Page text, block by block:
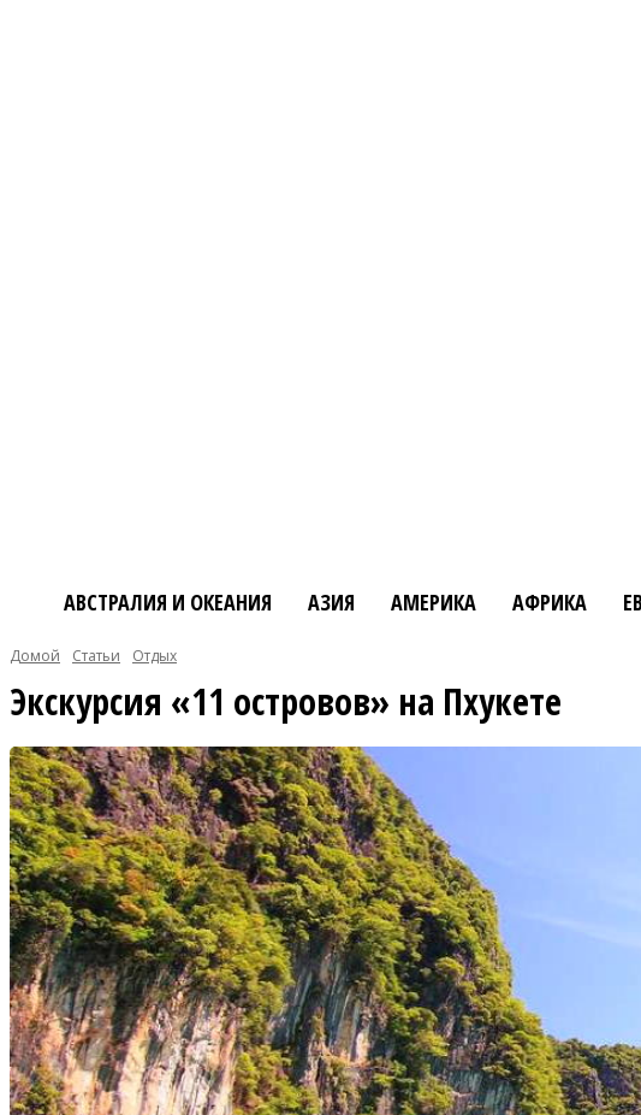
АВСТРАЛИЯ И ОКЕАНИЯ АЗИЯ АМЕРИКА АФРИКА
Домой Статьи Отдых
Экскурсия «11 островов» на Пхукете